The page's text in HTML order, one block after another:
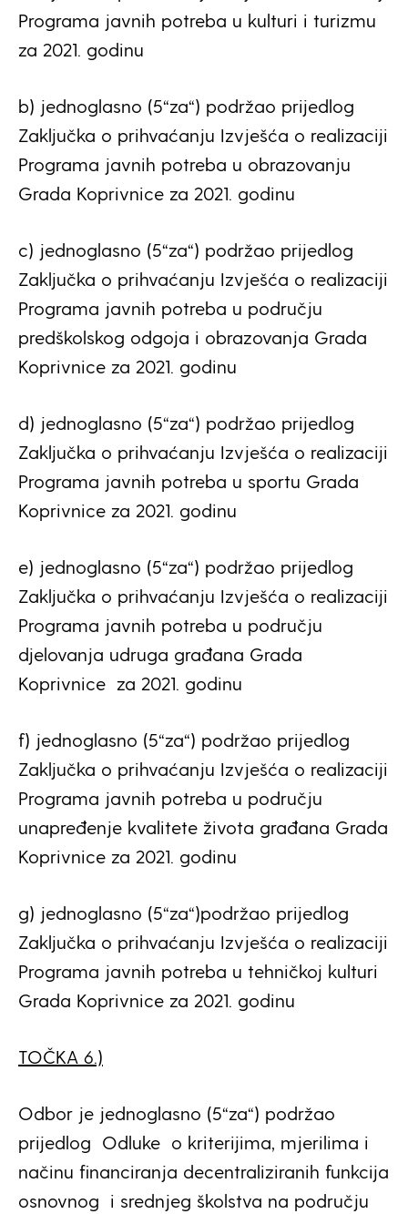
Programa javnih potreba u kulturi i turizmu
za 2021. godinu
b) jednoglasno (5“za“) podržao prijedlog
Zaključka o prihvaćanju Izvješća o realizaciji
Programa javnih potreba u obrazovanju
Grada Koprivnice za 2021. godinu
c) jednoglasno (5“za“) podržao prijedlog
Zaključka o prihvaćanju Izvješća o realizaciji
Programa javnih potreba u području
predškolskog odgoja i obrazovanja Grada
Koprivnice za 2021. godinu
d) jednoglasno (5“za“) podržao prijedlog
Zaključka o prihvaćanju Izvješća o realizaciji
Programa javnih potreba u sportu Grada
Koprivnice za 2021. godinu
e) jednoglasno (5“za“) podržao prijedlog
Zaključka o prihvaćanju Izvješća o realizaciji
Programa javnih potreba u području
djelovanja udruga građana Grada
Koprivnice za 2021. godinu
f) jednoglasno (5“za“) podržao prijedlog
Zaključka o prihvaćanju Izvješća o realizaciji
Programa javnih potreba u području
unapređenje kvalitete života građana Grada
Koprivnice za 2021. godinu
g) jednoglasno (5“za“)podržao prijedlog
Zaključka o prihvaćanju Izvješća o realizaciji
Programa javnih potreba u tehničkoj kulturi
Grada Koprivnice za 2021. godinu
TOČKA 6.)
Odbor je jednoglasno (5“za“) podržao
prijedlog Odluke o kriterijima, mjerilima i
načinu financiranja decentraliziranih funkcija
osnovnog i srednjeg školstva na području